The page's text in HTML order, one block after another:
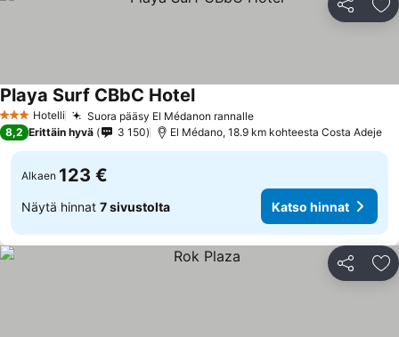
Jaa
3 Tähtiluokitus
Hotelli Suora pääsy El Médanon rannalle
Playa Surf CBbC Hotel
8,2 Erittäin hyvä 3 150 El Médano, 18.9 km kohteesta Costa Adeje
Alkaen 123 €
Näytä hinnat 7 sivustolta Katso hinnat
Jaa